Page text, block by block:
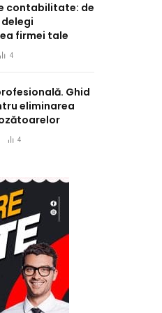
contabilitate: de
firmei tale
4
Ghid
eliminarea
4